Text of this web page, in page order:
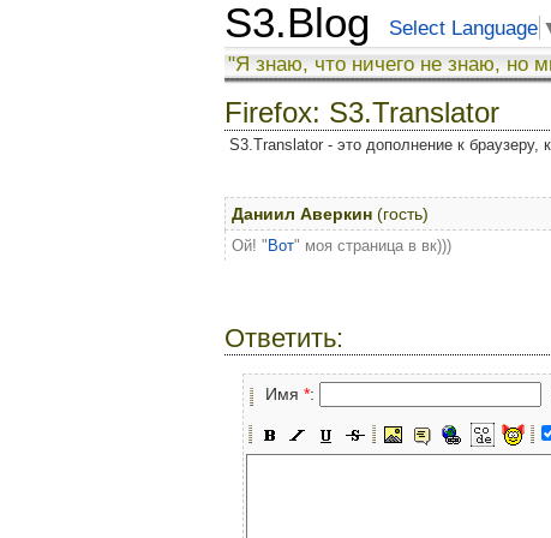
S3.Blog Select Language
"Я знаю, что ничего не знаю, но
Firefox: S3.Translator
S3.Translator - это дополнение к браузеру,
Даниил Аверкин (гость)
Ой! " Вот" моя страница в вк)))
Ответить:
Имя *: